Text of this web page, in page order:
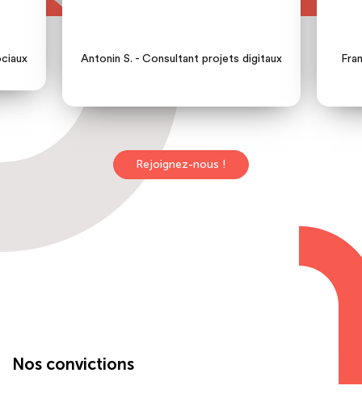
Antonin S. - Consultant projets digitaux
Rejoignez-nous !
Nos convictions